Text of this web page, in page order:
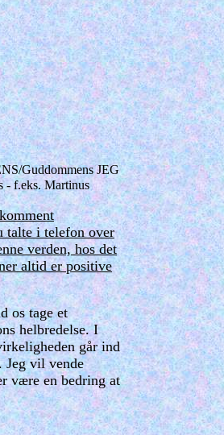
Guddommens JEG
- f.eks. Martinus
talte i telefon over
verden, hos det
altid er positive
os tage et
helbredelse. I
går ind
Jeg vil vende
være en bedring at